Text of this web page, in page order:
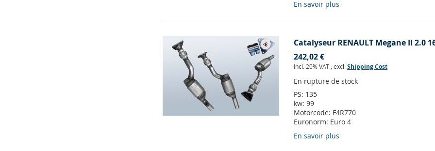
En savoir plus
Catalyseur RENAULT Megane II 2.0
242,02 €
Incl. 20% VAT ,excl.Shipping Cost
En rupture de stock
PS: 135
kw:99
Motorcode: F4R770
Euronorm: Euro 4
En savoir plus